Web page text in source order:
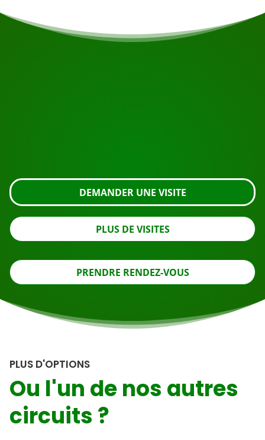
DEMANDER UNE VISITE
PLUS DE VISITES
PRENDRE RENDEZ-VOUS
PLUS D'OPTIONS
Ou l'un de nos autres
circuits ?